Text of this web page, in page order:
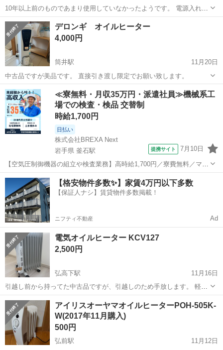
10年以上前のものであまり使用していなかったようです。 電源入れて
みましたが暖かくはなりました。 多少の汚れキズなどありますが気に
ならない方にお願いします。 土日だと合わせやすいです。 平日は返信
遅れます。
青森 弘前市 藤崎駅 季節、空調家電
デロンギ オイルヒーター
4,000円
筒井駅
11月20日
中古品ですが美品です。 直接引き渡し限定でお願い致します。
青森 青森市 筒井駅 季節、空調家電 RHJ
≪寮無料・月収35万円・派遣社員≫機械系工
場での検査・検品 交替制
時給1,700円
日払い
株式会社BREXA Next
岩手県 釜石駅
提携サイト 7月10日
【空気圧制御機器の組立や検査業務】高時給1,700円／寮費無料／マイ
カー通勤OK＆工場敷地内に無料駐車場あり 人気の工場のお仕事 ◇空
気圧制御機器（シリンダ、バルブ等）の製造・組立、検査、梱包、入
出荷業務◇ ＊大手メーカー...
岩手 釜石市 釜石駅 その他
【格安物件多数✨】家賃4万円以下多数
【保証人ナシ】賃貸物件多数掲載！
ニフティ不動産 Ad
電気オイルヒーター KCV127
2,500円
弘高下駅
11月16日
引越し前から持ってた中古品ですが、引越しのため手放します。 軽く
拭いてお渡しします。
青森 弘前市 弘高下駅 季節、空調家電
アイリスオーヤマオイルヒーターPOH-505K-
W(2017年11月購入)
500円
弘前駅
11月12日